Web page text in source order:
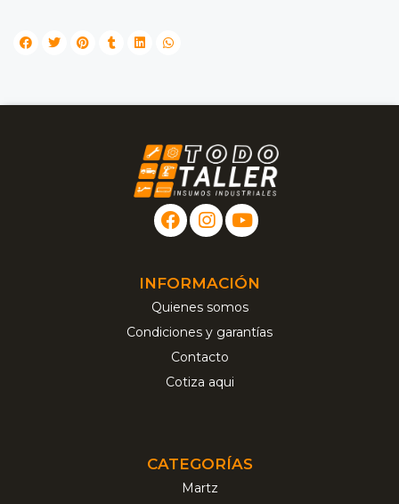
INFORMACIÓN
Quienes somos
Condiciones y garantías
Contacto
Cotiza aqui
CATEGORÍAS
Martz